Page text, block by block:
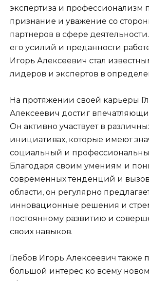
экспертиза и профессионализм
признание и уважение со
партнеров в сфере деятельности.
его усилий и преданности
Игорь Алексеевич стал
лидеров и экспертов в
На протяжении своей карьеры
Алексеевич достиг
Он активно участвует в
инициативах, которые имеют
социальный и
Благодаря своим умениям и
современных тенденций и
области, он регулярно
инновационные решения и
постоянному развитию и
своих навыков.
Глебов Игорь Алексеевич также
большой интерес ко всему